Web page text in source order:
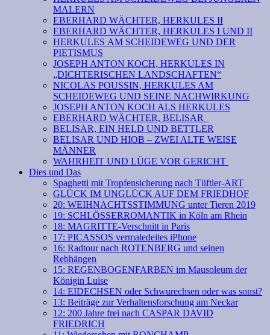
MALERN
EBERHARD WÄCHTER, HERKULES II
EBERHARD WÄCHTER, HERKULES I UND II
HERKULES AM SCHEIDEWEG UND DER
PIETISMUS
JOSEPH ANTON KOCH, HERKULES IN
„DICHTERISCHEN LANDSCHAFTEN“
NICOLAS POUSSIN, HERKULES AM
SCHEIDEWEG UND SEINE NACHWIRKUNG
JOSEPH ANTON KOCH ALS HERKULES
EBERHARD WÄCHTER, BELISAR
BELISAR, EIN HELD UND BETTLER
BELISAR UND HIOB – ZWEI ALTE WEISE
MÄNNER
WAHRHEIT UND LÜGE VOR GERICHT
Dies und Das
Spaghetti mit Tropfensicherung nach Tüftler-ART
GLÜCK IM UNGLÜCK AUF DEM FRIEDHOF
20: WEIHNACHTSSTIMMUNG unter Tieren 2019
19: SCHLÖSSERROMANTIK in Köln am Rhein
18: MAGRITTE-Verschnitt in Paris
17: PICASSOS vermaledeites iPhone
16: Radtour nach ROTENBERG und seinen
Rebhängen
15: REGENBOGENFARBEN im Mausoleum der
Königin Luise
14: EIDECHSEN oder Schwurechsen oder was sonst?
13: Beiträge zur Verhaltensforschung am Neckar
12: 200 Jahre frei nach CASPAR DAVID
FRIEDRICH